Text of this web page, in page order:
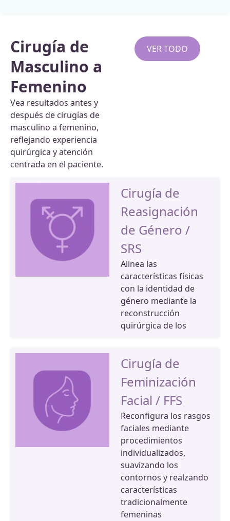
Cirugía de
Masculino a
Femenino
Vea resultados antes y
después de cirugías de
masculino a femenino,
reflejando experiencia
quirúrgica y atención
centrada en el paciente.
VER TODO
Cirugía de
Reasignación
de Género /
SRS
Alinea las
características físicas
con la identidad de
género mediante la
reconstrucción
quirúrgica de los
Cirugía de
Feminización
Facial / FFS
Reconfigura los rasgos
faciales mediante
procedimientos
individualizados,
suavizando los
contornos y realzando
características
tradicionalmente
femeninas